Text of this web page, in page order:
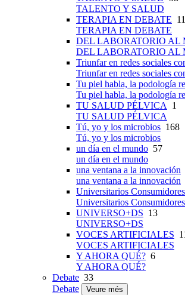
TALENTO Y SALUD
TERAPIA EN DEBATE 11
TERAPIA EN DEBATE
DEL LABORATORIO AL
DEL LABORATORIO AL
Triunfar en redes sociales
Triunfar en redes sociales
Tu piel habla, la podología
Tu piel habla, la podología
TU SALUD PÉLVICA
1
TU SALUD PÉLVICA
Tú, yo y los microbios 168
Tú, yo y los microbios
un día en el mundo 57
un día en el mundo
una ventana a la innovación
una ventana a la innovación
Universitarios Consumidores
Universitarios Consumidores
UNIVERSO+DS 13
UNIVERSO+DS
VOCES ARTIFICIALES
VOCES ARTIFICIALES
Y AHORA QUÉ? 6
Y AHORA QUÉ?
Debate 33
Debate
Veure més